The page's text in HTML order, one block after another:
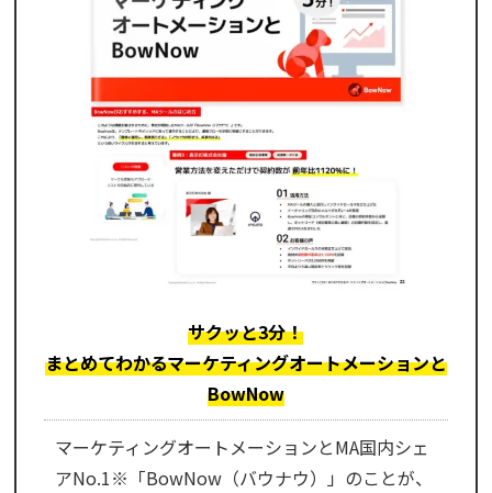
サクッと3分！
まとめてわかるマーケティングオートメーションと
BowNow
マーケティングオートメーションとMA国内シェ
アNo.1※「BowNow（バウナウ）」のことが、